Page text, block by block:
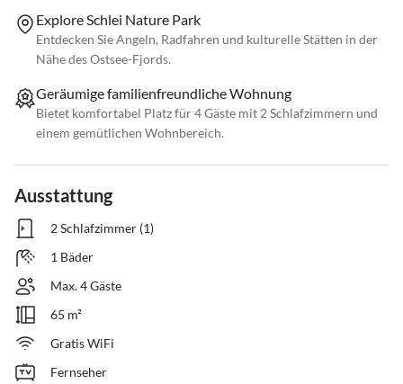
Explore Schlei Nature Park
Entdecken Sie Angeln, Radfahren und kulturelle Stätten in der
Nähe des Ostsee-Fjords.
Geräumige familienfreundliche Wohnung
Bietet komfortabel Platz für 4 Gäste mit 2 Schlafzimmern und
einem gemütlichen Wohnbereich.
Ausstattung
2 Schlafzimmer (1)
1 Bäder
Max. 4 Gäste
65 m²
Gratis WiFi
Fernseher